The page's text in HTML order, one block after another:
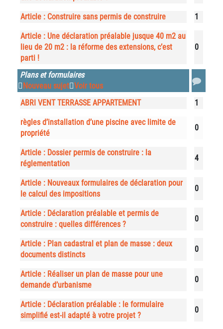
Article : Construire sans permis de construire 1
Article : Une déclaration préalable jusque 40 m2 au
lieu de 20 m2 : la réforme des extensions, c’est
parti !
0
Plans et formulaires
Nouveau sujet Voir tous
ABRI VENT TERRASSE APPARTEMENT
1
règles d’installation d’une piscine avec limite de
propriété
0
Article : Dossier permis de construire : la
réglementation
4
Article : Nouveaux formulaires de déclaration pour
le calcul des impositions
0
Article : Déclaration préalable et permis de
construire : quelles différences ?
0
Article : Plan cadastral et plan de masse : deux
documents distincts
0
Article : Réaliser un plan de masse pour une
demande d’urbanisme
0
Article : Déclaration préalable : le formulaire
simplifié est-il adapté à votre projet ?
0